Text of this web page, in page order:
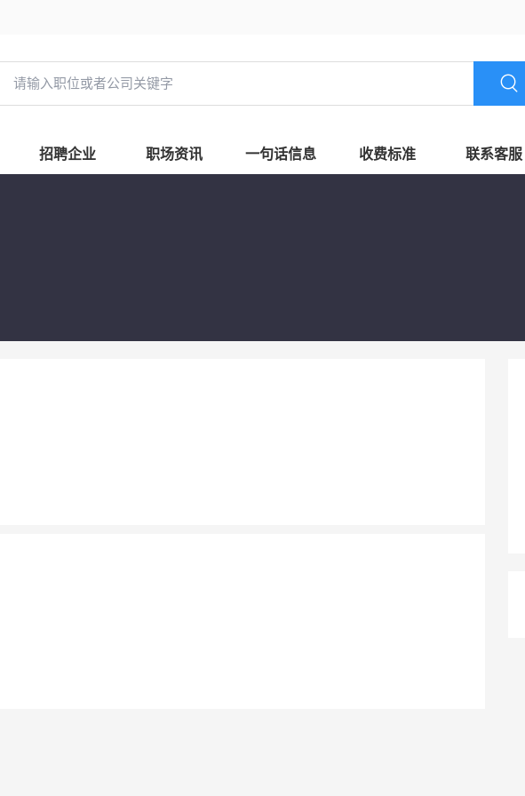
招聘企业 职场资讯 一句话信息 收费标准 联系客服